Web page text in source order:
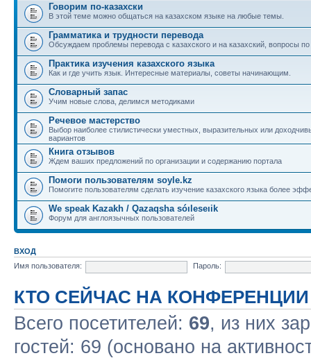
Говорим по-казахски
В этой теме можно общаться на казахском языке на любые темы.
Грамматика и трудности перевода
Обсуждаем проблемы перевода с казахского и на казахский, вопросы
Практика изучения казахского языка
Как и где учить язык. Интересные материалы, советы начинающим.
Словарный запас
Учим новые слова, делимся методиками
Речевое мастерство
Выбор наиболее стилистически уместных, выразительных или
вариантов
Книга отзывов
Ждем ваших предложений по организации и содержанию портала
Помоги пользователям soyle.kz
Помогите пользователям сделать изучение казахского языка более
We speak Kazakh / Qazaqsha sóıleseıik
Форум для англоязычных пользователей
ВХОД
Имя пользователя:
Пароль:
КТО СЕЙЧАС НА КОНФЕРЕНЦИИ
Всего посетителей: 69, из них
гостей: 69 (основано на